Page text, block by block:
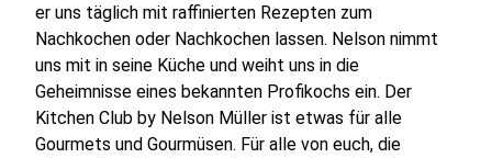
er uns täglich mit raffinierten Rezepten zum
Nachkochen oder Nachkochen lassen. Nelson nimmt
uns mit in seine Küche und weiht uns in die
Geheimnisse eines bekannten Profikochs ein. Der
Kitchen Club by Nelson Müller ist etwas für alle
Gourmets und Gourmüsen. Für alle von euch, die